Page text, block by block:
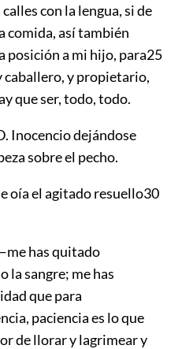
con la lengua, si de
comida, así también
posición a mi hijo, para25
caballero, y propietario,
que ser, todo, todo.
Inocencio dejándose
sobre el pecho.
oía el agitado resuello30
has quitado
la sangre; me has
que para
paciencia es lo que
de llorar y lagrimear y